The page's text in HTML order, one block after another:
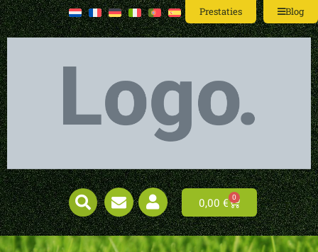
Prestaties Blog
0,00 € 0